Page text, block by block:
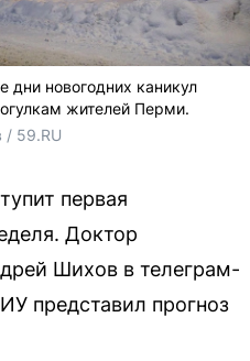
дни новогодних каникул
жителей Перми.
59.RU
первая
Доктор
Шихов в телеграм-
представил прогноз